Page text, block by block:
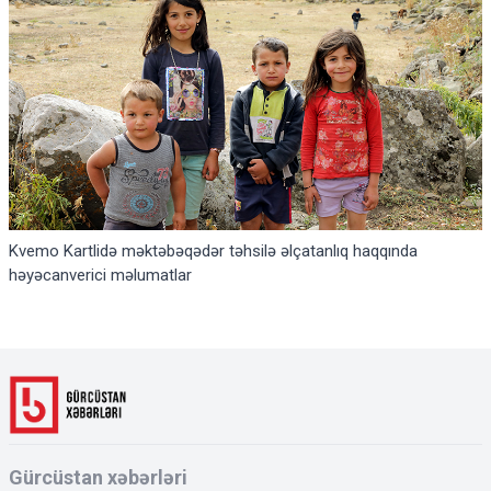
Kvemo Kartlidə məktəbəqədər təhsilə əlçatanlıq haqqında
həyəcanverici məlumatlar
Gürcüstan xəbərləri